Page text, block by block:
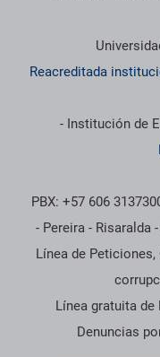
Información
Reacreditada
- Institución de
PBX: +57 606
- Pereira - Risaralda
Línea de
Línea gratuita de
Denuncias